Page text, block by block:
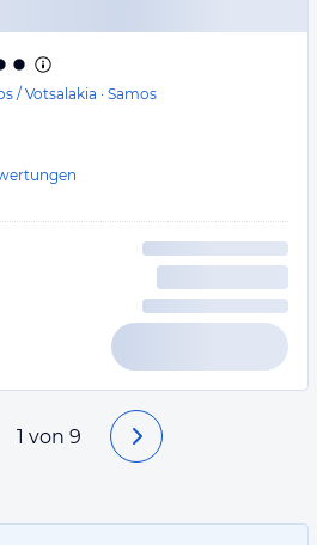
/ Votsalakia · Samos
1 von 9